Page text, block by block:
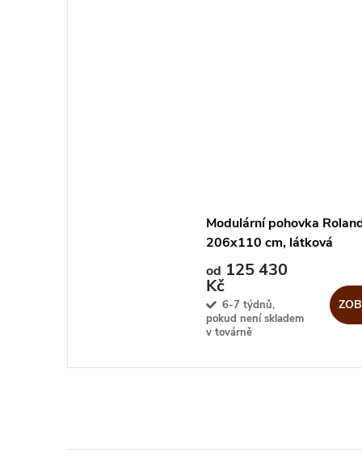
Modulární pohovka
206x110 cm, látková
od 125 430
Kč
6-7 týdnů,
pokud není skladem
v továrně